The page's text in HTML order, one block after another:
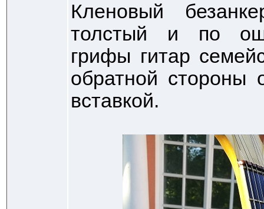
Кленовый
толстый и по
грифы гитар
обратной стороны
вставкой.